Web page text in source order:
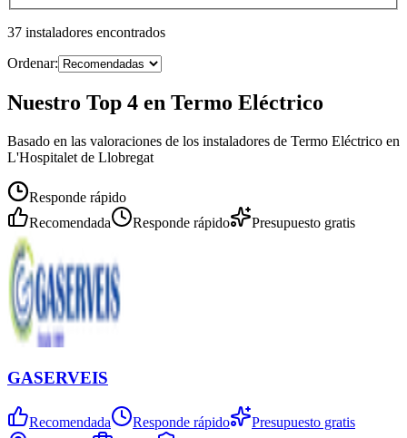
37 instaladores encontrados
Ordenar:
Nuestro Top 4 en Termo Eléctrico
Basado en las valoraciones de los instaladores de Termo Eléctrico en
L'Hospitalet de Llobregat
Responde rápido
Recomendada
Responde rápido Presupuesto gratis
GASERVEIS
Recomendada Responde rápido
Presupuesto gratis